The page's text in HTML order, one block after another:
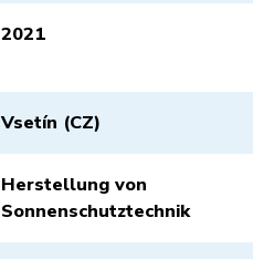
2021
Vsetín (CZ)
Herstellung von
Sonnenschutztechnik